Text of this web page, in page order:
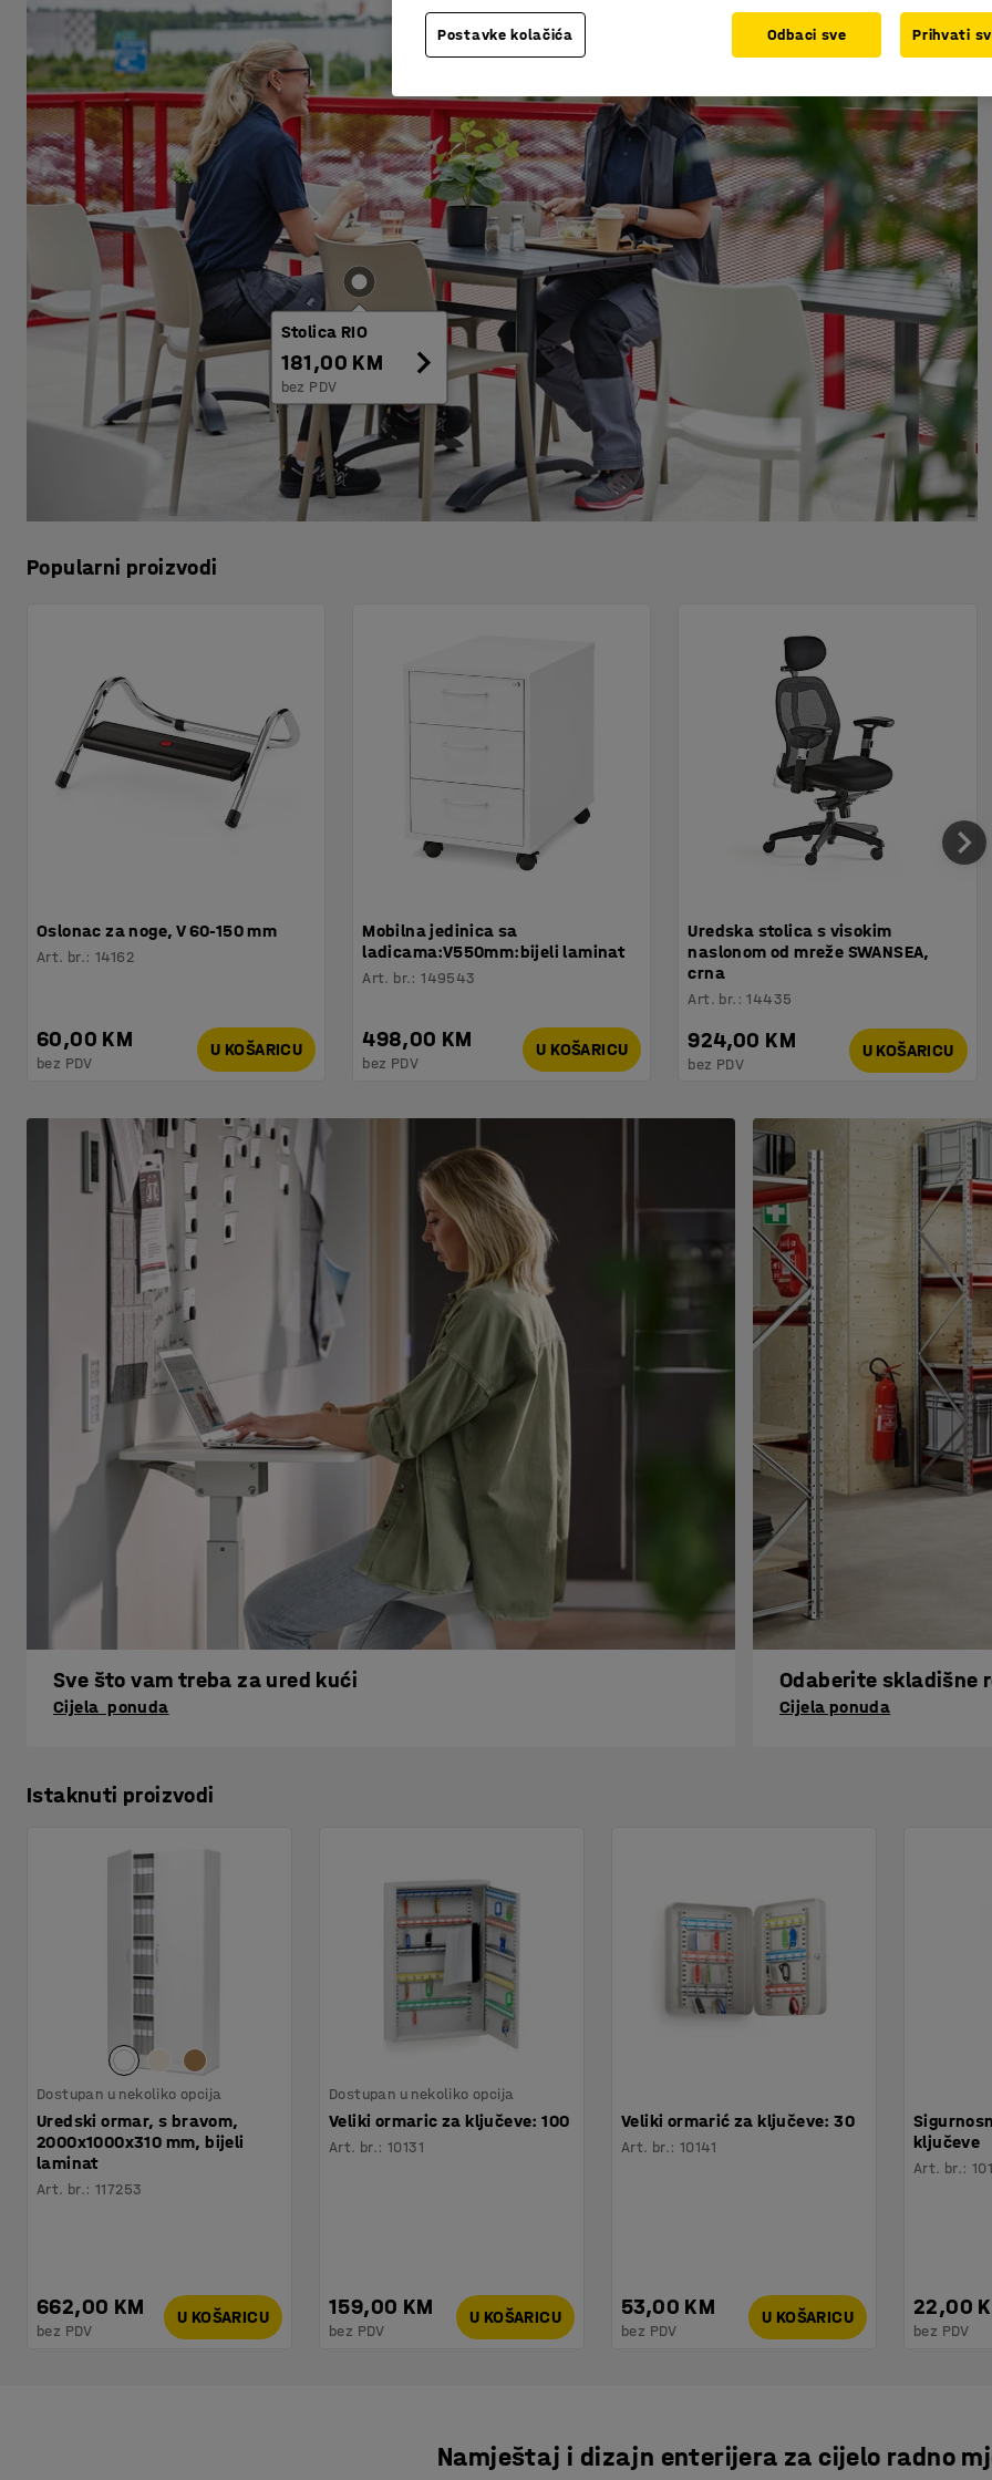
Stolica RIO
181,00 KM
bez PDV
Popularni proizvodi
Oslonac za noge, V 60-150 mm
Art. br.:14162
60,00 KM
bez PDV
U KOŠARICU
Mobilna jedinica sa
ladicama:V550mm:bijeli laminat
Art. br.:149543
498,00 KM
bez PDV
U KOŠARICU
Uredska stolica s visokim
naslonom od mreže SWANSEA,
crna
Art. br. :14435
924,00 KM
bez PDV
U KOŠARICU
Sve što vam treba za ured kući
Cijela ponuda
Odaberite skladišne
Cijela ponuda
Istaknuti proizvodi
Dostupan u nekoliko opcija
Uredski ormar, s bravom,
2000x1000x310 mm, bijeli
laminat
Art. br.:117253
662,00 KM
bez PDV
U KOŠARICU
Dostupan u nekoliko opcija
Veliki ormaric za ključeve: 100
Art. br.:10131
159,00 KM
bez PDV
U KOŠARICU
Veliki ormarić za ključeve: 30
Art. br.:10141
53,00 KM
bez PDV
U KOŠARICU
ključeve
Art. br.:
22,00
bez PDV
Namještaj i dizajn enterijera za cijelo radno
Postavke kolačića Odbaci sve Prihvati